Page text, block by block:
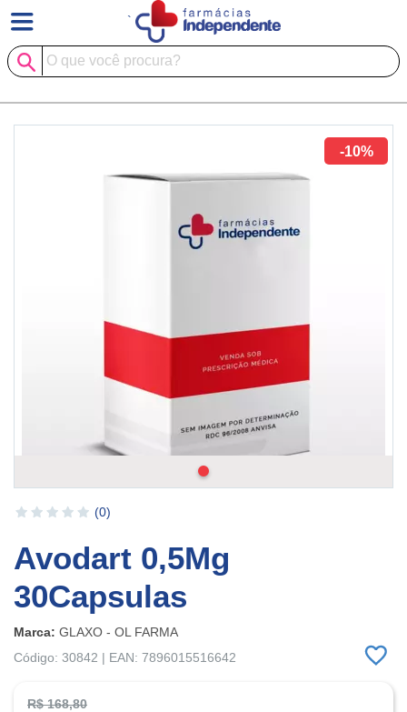
`
-10%
(0)
Avodart 0,5Mg
30Capsulas
Marca: GLAXO - OL FARMA
Código: 30842 | EAN: 7896015516642
R$ 168,80